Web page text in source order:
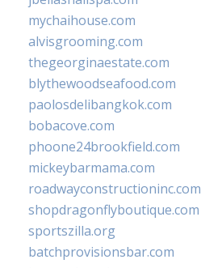
mychaihouse.com
alvisgrooming.com
thegeorginaestate.com
blythewoodseafood.com
paolosdelibangkok.com
bobacove.com
phoone24brookfield.com
mickeybarmama.com
roadwayconstructioninc.com
shopdragonflyboutique.com
sportszilla.org
batchprovisionsbar.com